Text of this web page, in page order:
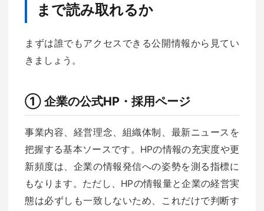
まで読み取れるか
まずは誰でもアクセスできる公開情報から見てい
きましょう。
① 企業の公式HP・採用ページ
事業内容、経営理念、組織体制、最新ニュースを
把握する基本ソースです。HPの情報の充実度や更
新頻度は、企業の情報発信への姿勢を測る指標に
もなります。ただし、HPの情報量と企業の経営実
態は必ずしも一致しないため、これだけで判断す